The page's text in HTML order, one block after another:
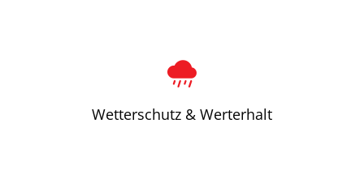
Wetterschutz & Werterhalt